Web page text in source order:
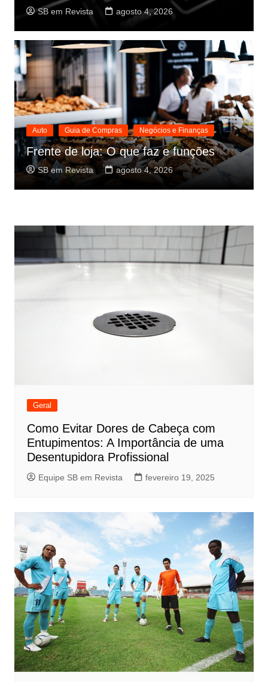
SB em Revista agosto 4, 2026
Auto Guia de Compras Negócios e Finanças
Frente de loja: O que faz e funções
SB em Revista agosto 4, 2026
Geral
Como Evitar Dores de Cabeça com
Entupimentos: A Importância de uma
Desentupidora Profissional
Equipe SB em Revista fevereiro 19, 2025